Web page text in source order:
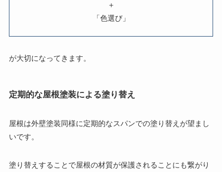
＋
「色選び」
が大切になってきます。
定期的な屋根塗装による塗り替え
屋根は外壁塗装同様に定期的なスパンでの塗り替えが望まし
いです。
塗り替えすることで屋根の材質が保護されることにも繋がり